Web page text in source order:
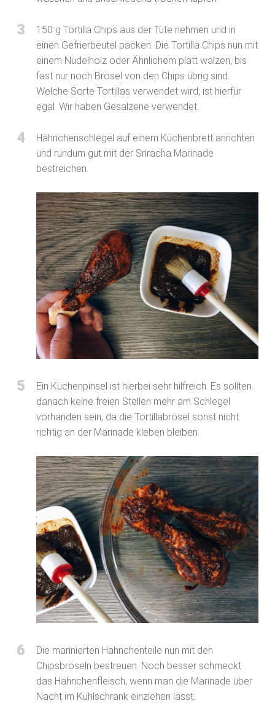
3
150 g Tortilla Chips aus der Tüte nehmen und in
einen Gefrierbeutel packen. Die Tortilla Chips nun mit
einem Nudelholz oder Ähnlichem platt walzen, bis
fast nur noch Brösel von den Chips übrig sind.
Welche Sorte Tortillas verwendet wird, ist hierfür
egal. Wir haben Gesalzene verwendet.
4
Hähnchenschlegel auf einem Küchenbrett anrichten
und rundum gut mit der Sriracha Marinade
bestreichen.
5
Ein Küchenpinsel ist hierbei sehr hilfreich. Es sollten
danach keine freien Stellen mehr am Schlegel
vorhanden sein, da die Tortillabrösel sonst nicht
richtig an der Marinade kleben bleiben.
6
Die marinierten Hähnchenteile nun mit den
Chipsbröseln bestreuen. Noch besser schmeckt
das Hähnchenfleisch, wenn man die Marinade über
Nacht im Kühlschrank einziehen lässt.